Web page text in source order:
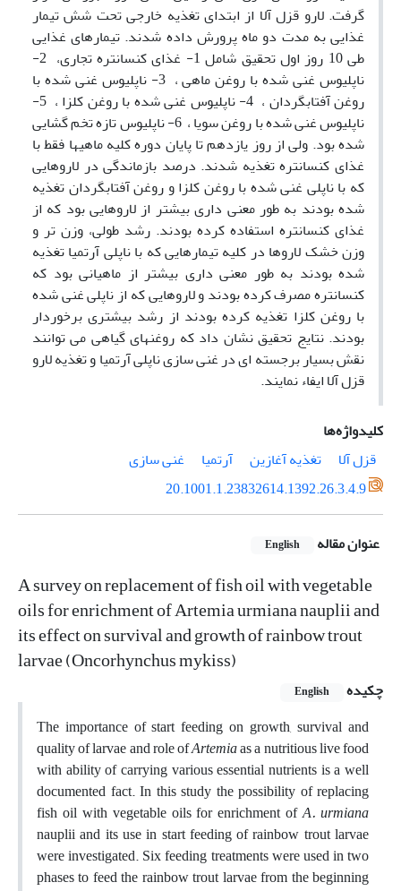
گرفت. لارو قزل آلا از ابتدای تغذیه خارجی تحت شش تیمار
غذایی به مدت دو ماه پرورش داده شدند. تیمارهای غذایی
طی 10 روز اول تحقیق شامل 1- غذای کنسانتره تجاری، 2-
ناپلیوس غنی شده با روغن ماهی ، 3- ناپلیوس غنی شده با
روغن آفتابگردان ، 4- ناپلیوس غنی شده با روغن کلزا ، 5-
ناپلیوس غنی شده با روغن سویا ، 6- ناپلیوس تازه تخم گشایی
شده بود. ولی از روز یازدهم تا پایان دوره کلیه ماهیها فقط با
غذای کنسانتره تغذیه شدند. درصد بازماندگی در لاروهایی
که با ناپلی غنی شده با روغن کلزا و روغن آفتابگردان تغذیه
شده بودند به طور معنی داری بیشتر از لاروهایی بود که از
غذای کنسانتره استفاده کرده بودند. رشد طولی، وزن تر و
وزن خشک لاروها در کلیه تیمارهایی که با ناپلی آرتمیا تغذیه
شده بودند به طور معنی داری بیشتر از ماهیانی بود که
کنسانتره مصرف کرده بودند و لاروهایی که از ناپلی غنی شده
با روغن کلزا تغذیه کرده بودند از رشد بیشتری برخوردار
بودند. نتایج تحقیق نشان داد که روغنهای گیاهی می توانند
نقش بسیار برجسته ای در غنی سازی ناپلی آرتمیا و تغذیه لارو
قزل آلا ایفاء نمایند.
کلیدواژه‌ها
قزل آلا
تغذیه آغازین آرتمیا
غنی سازی
20.1001.1.23832614.1392.26.3.4.9
عنوان مقاله English
A survey on replacement of fish oil with vegetable
oils for enrichment of Artemia urmiana nauplii and
its effect on survival and growth of rainbow trout
larvae (Oncorhynchus mykiss)
چکیده English
The importance of start feeding on growth, survival and
quality of larvae and role ofArtemiaas a nutritious live food
with ability of carrying various essential nutrients is a well
documented fact. In this study the possibility of replacing
fish oil with vegetable oils for enrichment ofA. urmiana
nauplii and its use in start feeding of rainbow trout larvae
were investigated. Six feeding treatments were used in two
phases to feed the rainbow trout larvae from the beginning